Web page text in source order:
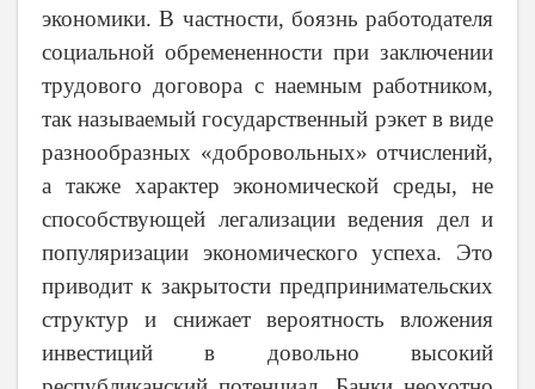
экономики. В частности, боязнь работодателя
социальной обремененности при заключении
трудового договора с наемным работником,
так называемый государственный рэкет в виде
разнообразных «добровольных» отчислений,
а также характер экономической среды, не
способствующей легализации ведения дел и
популяризации экономического успеха. Это
приводит к закрытости предпринимательских
структур и снижает вероятность вложения
инвестиций в довольно высокий